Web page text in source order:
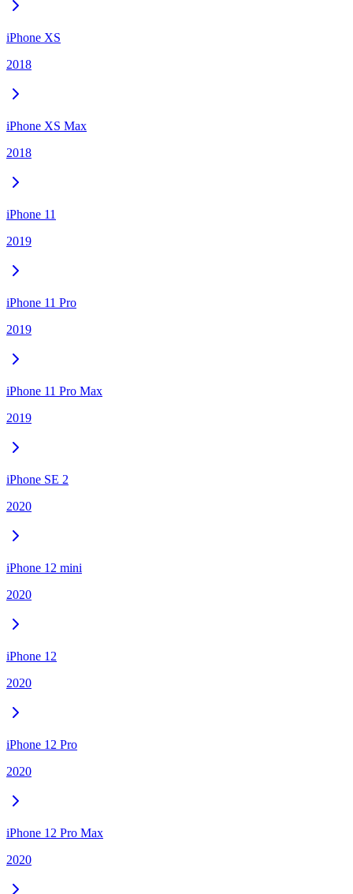
iPhone XS
2018
iPhone XS Max
2018
iPhone 11
2019
iPhone 11 Pro
2019
iPhone 11 Pro Max
2019
iPhone SE 2
2020
iPhone 12 mini
2020
iPhone 12
2020
iPhone 12 Pro
2020
iPhone 12 Pro Max
2020